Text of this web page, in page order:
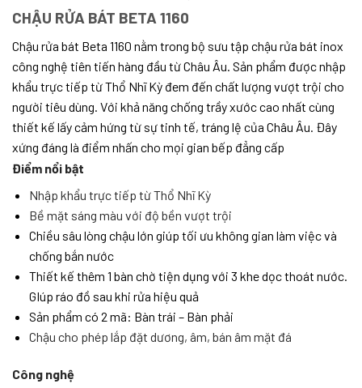
CHẬU RỬA BÁT BETA 1160
Chậu rửa bát Beta 1160 nằm trong bộ sưu tập chậu rửa bát inox
công nghệ tiên tiến hàng đầu từ Châu Âu. Sản phẩm được nhập
khẩu trực tiếp từ Thổ Nhĩ Kỳ đem đến chất lượng vượt trội cho
người tiêu dùng. Với khả năng chống trầy xước cao nhất cùng
thiết kế lấy cảm hứng từ sự tinh tế, tráng lệ của Châu Âu. Đây
xứng đáng là điểm nhấn cho mọi gian bếp đẳng cấp
Điểm nổi bật
Nhập khẩu trực tiếp từ Thổ Nhĩ Kỳ
Bề mặt sáng màu với độ bền vượt trội
Chiều sâu lòng chậu lớn giúp tối ưu không gian làm việc và
chống bắn nước
Thiết kế thêm 1 bàn chờ tiện dụng với 3 khe dọc thoát nước.
GIúp ráo đồ sau khi rửa hiệu quả
Sản phẩm có 2 mã: Bàn trái – Bàn phải
Chậu cho phép lắp đặt dương, âm, bán âm mặt đá
Công nghệ